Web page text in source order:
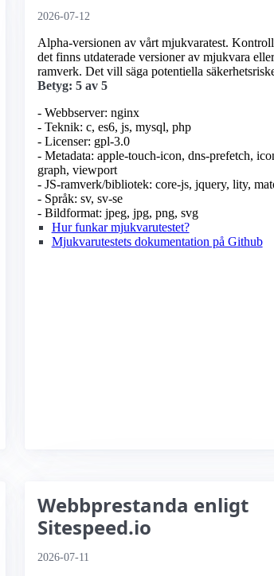
2026-07-12
Alpha-versionen av vårt mjukvaratest.
det finns utdaterade versioner av mjukvara eller
ramverk. Det vill säga potentiella
Betyg: 5 av 5
- Webbserver: nginx
- Teknik: c, es6, js, mysql, php
- Licenser: gpl-3.0
- Metadata: apple-touch-icon, dns-prefetch,
graph, viewport
- JS-ramverk/bibliotek: core-js, jquery, lity,
- Språk: sv, sv-se
- Bildformat: jpeg, jpg, png, svg
Hur funkar mjukvarutestet?
Mjukvarutestets dokumentation på Github
Webbprestanda enligt
Sitespeed.io
2026-07-11